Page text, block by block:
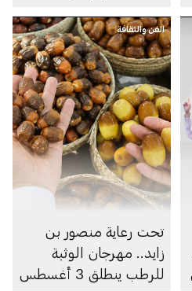
الفن والثقافة
تحت رعاية منصور بن
زايد.. مهرجان الوثبة
للرطب ينطلق 3 أغسطس